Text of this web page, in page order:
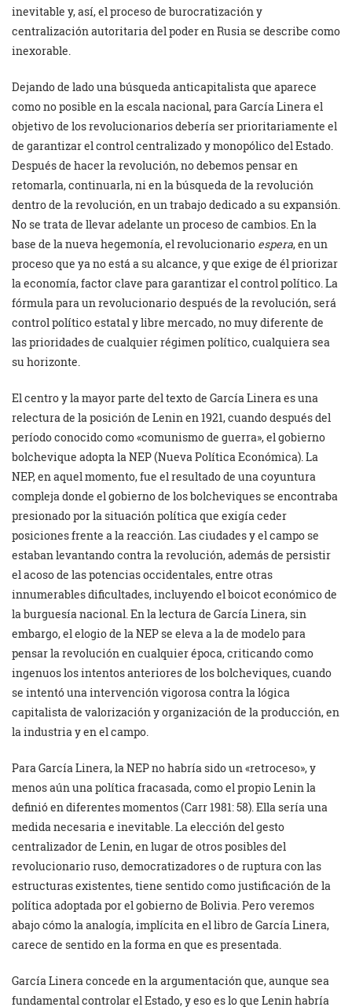
inevitable y, así, el proceso de burocratización y
centralización autoritaria del poder en Rusia se describe como
inexorable.
Dejando de lado una búsqueda anticapitalista que aparece
como no posible en la escala nacional, para García Linera el
objetivo de los revolucionarios debería ser prioritariamente el
de garantizar el control centralizado y monopólico del Estado.
Después de hacer la revolución, no debemos pensar en
retomarla, continuarla, ni en la búsqueda de la revolución
dentro de la revolución, en un trabajo dedicado a su expansión.
No se trata de llevar adelante un proceso de cambios. En la
base de la nueva hegemonía, el revolucionario espera, en un
proceso que ya no está a su alcance, y que exige de él priorizar
la economía, factor clave para garantizar el control político. La
fórmula para un revolucionario después de la revolución, será
control político estatal y libre mercado, no muy diferente de
las prioridades de cualquier régimen político, cualquiera sea
su horizonte.
El centro y la mayor parte del texto de García Linera es una
relectura de la posición de Lenin en 1921, cuando después del
período conocido como «comunismo de guerra», el gobierno
bolchevique adopta la NEP (Nueva Política Económica). La
NEP, en aquel momento, fue el resultado de una coyuntura
compleja donde el gobierno de los bolcheviques se encontraba
presionado por la situación política que exigía ceder
posiciones frente a la reacción. Las ciudades y el campo se
estaban levantando contra la revolución, además de persistir
el acoso de las potencias occidentales, entre otras
innumerables dificultades, incluyendo el boicot económico de
la burguesía nacional. En la lectura de García Linera, sin
embargo, el elogio de la NEP se eleva a la de modelo para
pensar la revolución en cualquier época, criticando como
ingenuos los intentos anteriores de los bolcheviques, cuando
se intentó una intervención vigorosa contra la lógica
capitalista de valorización y organización de la producción, en
la industria y en el campo.
Para García Linera, la NEP no habría sido un «retroceso», y
menos aún una política fracasada, como el propio Lenin la
definió en diferentes momentos (Carr 1981: 58). Ella sería una
medida necesaria e inevitable. La elección del gesto
centralizador de Lenin, en lugar de otros posibles del
revolucionario ruso, democratizadores o de ruptura con las
estructuras existentes, tiene sentido como justificación de la
política adoptada por el gobierno de Bolivia. Pero veremos
abajo cómo la analogía, implícita en el libro de García Linera,
carece de sentido en la forma en que es presentada.
García Linera concede en la argumentación que, aunque sea
fundamental controlar el Estado, y eso es lo que Lenin habría